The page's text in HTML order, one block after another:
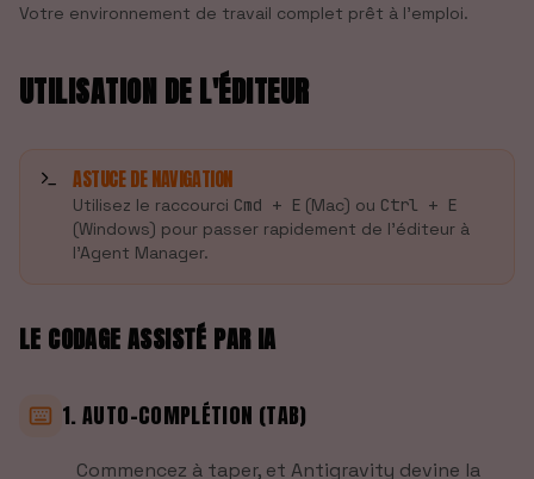
Votre environnement de travail complet prêt à l'emploi.
UTILISATION DE L'ÉDITEUR
ASTUCE DE NAVIGATION
Utilisez le raccourci Cmd + E (Mac) ou Ctrl + E
(Windows) pour passer rapidement de l'éditeur à
l'Agent Manager.
LE CODAGE ASSISTÉ PAR IA
1. AUTO-COMPLÉTION (TAB)
Commencez à taper, et Antigravity devine la